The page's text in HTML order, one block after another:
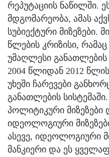
რეპუტაციის ნაწილში.
მდგომარეობა, ამას
სუბიექტური მიზეზები.
წლების კრიზისი,
უმაღლესი განათლების
2004 წლიდან 2012
უხეში ჩარევები
განათლების
პოლიტიკური მიზეზები
იდეოლოგიური
ასევე, იდეოლოგიური
მანკიერი და ეს